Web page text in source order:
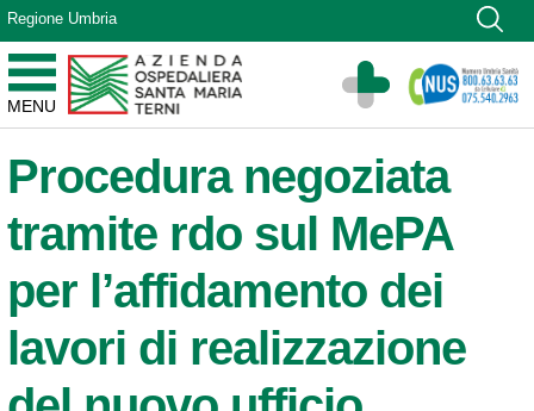
Vai ai contenuti
Vai al menu di navigazione
Vai al footer
Regione Umbria
MENU
Azienda Ospedaliera Santa Maria di Terni
Sito Istituzionale
Procedura negoziata
tramite rdo sul MePA
per l’affidamento dei
lavori di realizzazione